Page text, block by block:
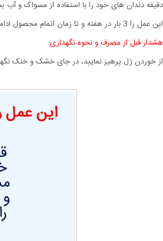
این عمل را 3 بار در هفته و تا زمان اتمام محصول ادامه دهید، نتیجه اصلی بعد از اتمام یک دوره مشاهده خواهد شد. دقت نمایید این محصول برای افرادی که دارای دندان کامپوزیت یا لمینت هستند کارایی ندارد.
هشدار قبل از مصرف و نحوه نگهداری:
از خوردن ژل پرهیز نمایید، در جای خشک و خنک نگهداری شود،همچنین این محصول